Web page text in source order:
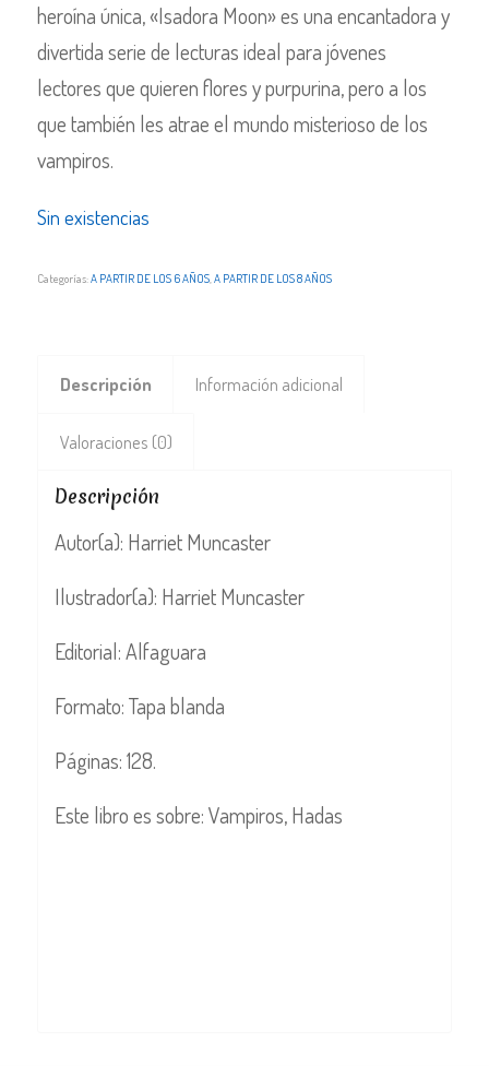
heroína única, «Isadora Moon» es una encantadora y
divertida serie de lecturas ideal para jóvenes
lectores que quieren flores y purpurina, pero a los
que también les atrae el mundo misterioso de los
vampiros.
Sin existencias
Categorías:A PARTIR DE LOS 6 AÑOS,A PARTIR DE LOS 8 AÑOS
Descripción Información adicional
Valoraciones (0)
Descripción
Autor(a): Harriet Muncaster
Ilustrador(a): Harriet Muncaster
Editorial: Alfaguara
Formato: Tapa blanda
Páginas: 128.
Este libro es sobre: Vampiros, Hadas